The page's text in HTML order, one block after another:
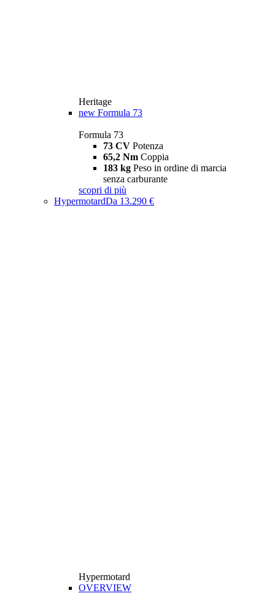
Heritage
new Formula 73
Formula 73
73 CV Potenza
65,2 Nm Coppia
183 kg Peso in ordine di marcia
senza carburante
scopri di più
HypermotardDa 13.290 €
Hypermotard
OVERVIEW